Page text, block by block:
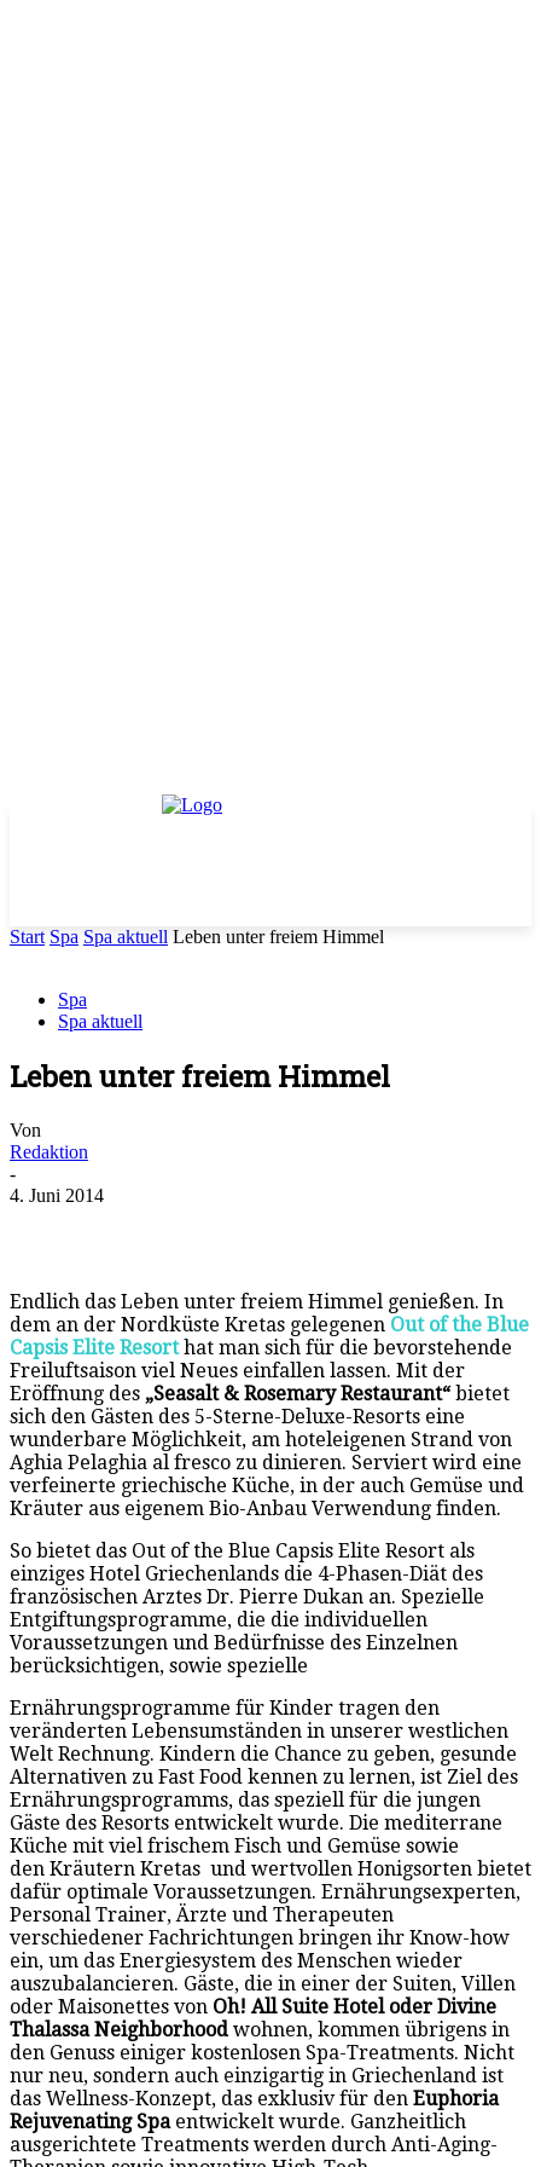
Start Spa Spa aktuell Leben unter freiem Himmel
Spa
Spa aktuell
Leben unter freiem Himmel
Von
Redaktion
-
4. Juni 2014
Endlich das Leben unter freiem Himmel genießen. In
dem an der Nordküste Kretas gelegenen Out of the Blue
Capsis Elite Resorthat man sich für die bevorstehende
Freiluftsaison viel Neues einfallen lassen. Mit der
Eröffnung des „Seasalt & Rosemary Restaurant“bietet
sich den Gästen des 5-Sterne-Deluxe-Resorts eine
wunderbare Möglichkeit, am hoteleigenen Strand von
Aghia Pelaghia al fresco zu dinieren. Serviert wird eine
verfeinerte griechische Küche, in der auch Gemüse und
Kräuter aus eigenem Bio-Anbau Verwendung finden.
So bietet das Out of the Blue Capsis Elite Resort als
einziges Hotel Griechenlands die 4-Phasen-Diät des
französischen Arztes Dr. Pierre Dukan an. Spezielle
Entgiftungsprogramme, die die individuellen
Voraussetzungen und Bedürfnisse des Einzelnen
berücksichtigen, sowie spezielle
Ernährungsprogramme für Kinder tragen den
veränderten Lebensumständen in unserer westlichen
Welt Rechnung. Kindern die Chance zu geben, gesunde
Alternativen zu Fast Food kennen zu lernen, ist Ziel des
Ernährungsprogramms, das speziell für die jungen
Gäste des Resorts entwickelt wurde. Die mediterrane
Küche mit viel frischem Fisch und Gemüse sowie
den Kräutern Kretas und wertvollen Honigsorten bietet
dafür optimale Voraussetzungen. Ernährungsexperten,
Personal Trainer, Ärzte und Therapeuten
verschiedener Fachrichtungen bringen ihr Know-how
ein, um das Energiesystem des Menschen wieder
auszubalancieren. Gäste, die in einer der Suiten, Villen
oder Maisonettes von Oh! All Suite Hotel oder Divine
Thalassa Neighborhoodwohnen, kommen übrigens in
den Genuss einiger kostenlosen Spa-Treatments. Nicht
nur neu, sondern auch einzigartig in Griechenland ist
das Wellness-Konzept, das exklusiv für den Euphoria
Rejuvenating Spa entwickelt wurde. Ganzheitlich
ausgerichtete Treatments werden durch Anti-Aging-